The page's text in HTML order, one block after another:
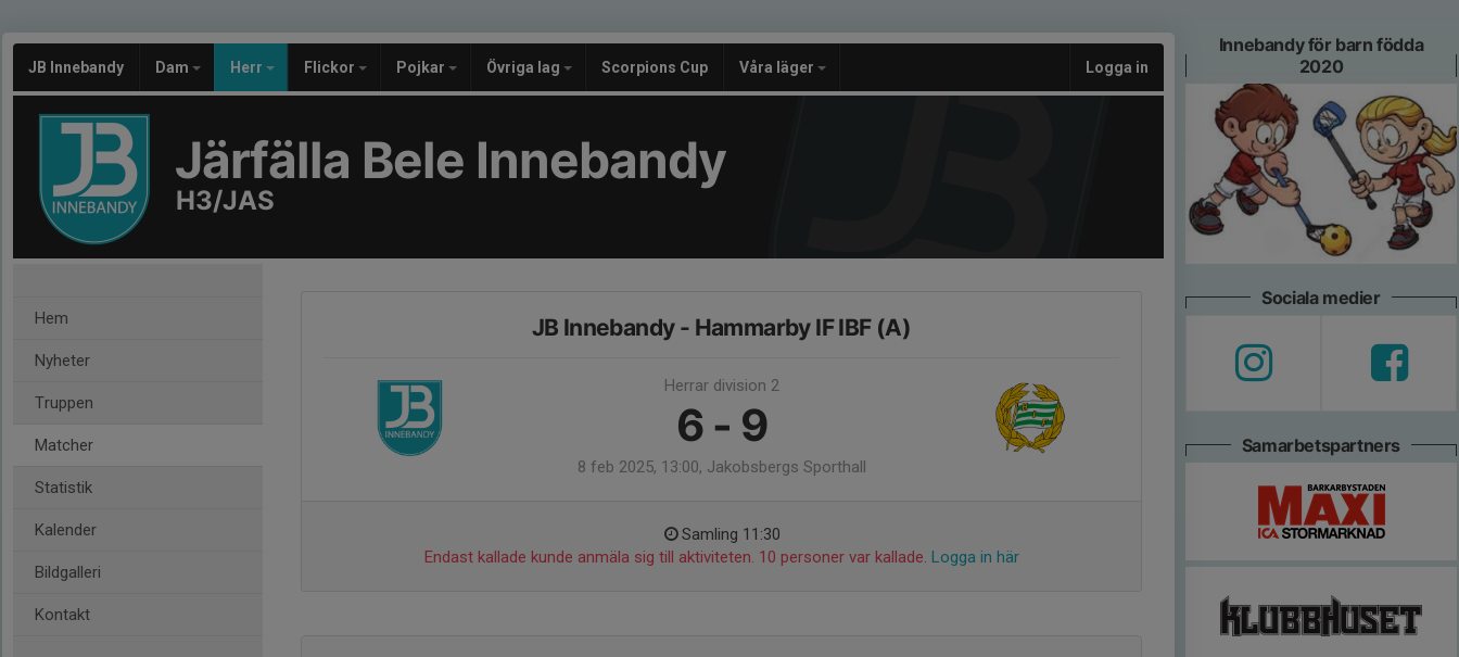
JB Innebandy Dam Herr Flickor Pojkar Övriga lag Scorpions Cup Våra läger Logga in
Järfälla Bele Innebandy
H3/JAS
Hem
Nyheter
Truppen
Matcher
Statistik
Kalender
Bildgalleri
Kontakt
JB Innebandy - Hammarby IF IBF (A)
Herrar division 2
6 - 9
8 feb 2025, 13:00, Jakobsbergs Sporthall
Samling 11:30
Endast kallade kunde anmäla sig till aktiviteten. 10 personer var kallade. Logga in här
Innebandy för barn födda
2020
Sociala medier
Samarbetspartners